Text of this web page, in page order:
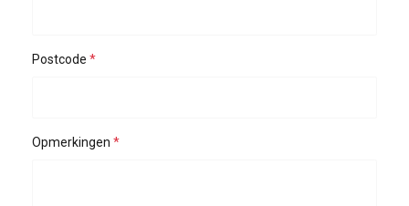
Postcode
Opmerkingen
Gebruikershandleiding: